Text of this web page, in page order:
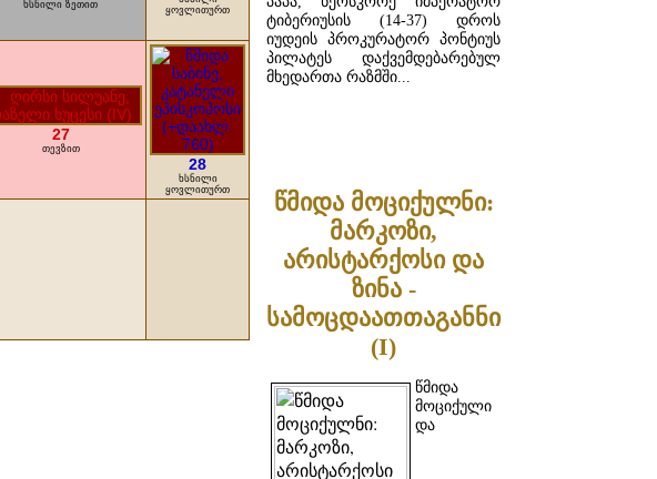
ტიბერიუსის (14-37) დროს
იუდეის პროკურატორ პონტიუს
პილატეს დაქვემდებარებულ
მხედართა რაზმში...
წმიდა მოციქულნი:
მარკოზი,
არისტარქოსი და
ზინა -
სამოცდაათთაგანნი
(I)
წმიდა
მოციქული
და
ხსნილი ზეთით
ყოვლითურთ
27
თევზით
28
ხსნილი
ყოვლითურთ